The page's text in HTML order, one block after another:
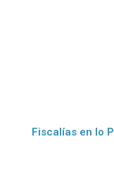
Fiscalías en lo